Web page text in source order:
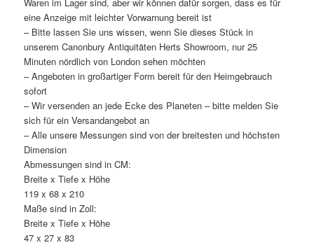
eine Anzeige mit leichter Vorwarnung bereit ist
– Bitte lassen Sie uns wissen, wenn Sie dieses Stück in
unserem Canonbury Antiquitäten Herts Showroom, nur 25
Minuten nördlich von London sehen möchten
– Angeboten in großartiger Form bereit für den Heimgebrauch
sofort
– Wir versenden an jede Ecke des Planeten – bitte melden Sie
sich für ein Versandangebot an
– Alle unsere Messungen sind von der breitesten und höchsten
Dimension
Abmessungen sind in CM:
Breite x Tiefe x Höhe
119 x 68 x 210
Maße sind in Zoll:
Breite x Tiefe x Höhe
47 x 27 x 83